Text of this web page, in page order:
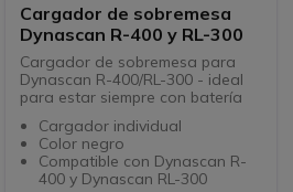
Cargador de sobremesa
Dynascan R-400 y RL-300
Cargador de sobremesa para
Dynascan R-400/RL-300 - ideal
para estar siempre con batería
Cargador individual
Color negro
Compatible con Dynascan R-
400 y Dynascan RL-300